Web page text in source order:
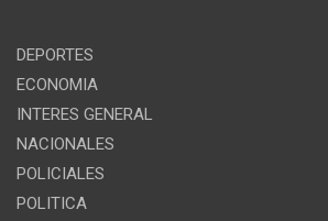
DEPORTES
ECONOMIA
INTERES GENERAL
NACIONALES
POLICIALES
POLITICA